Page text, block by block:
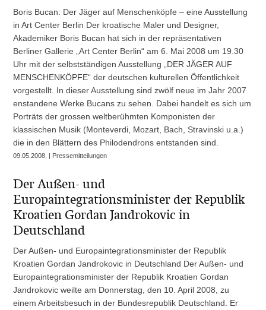
Boris Bucan: Der Jäger auf Menschenköpfe – eine Ausstellung
in Art Center Berlin Der kroatische Maler und Designer,
Akademiker Boris Bucan hat sich in der repräsentativen
Berliner Gallerie „Art Center Berlin“ am 6. Mai 2008 um 19.30
Uhr mit der selbstständigen Ausstellung „DER JÄGER AUF
MENSCHENKÖPFE“ der deutschen kulturellen Öffentlichkeit
vorgestellt. In dieser Ausstellung sind zwölf neue im Jahr 2007
enstandene Werke Bucans zu sehen. Dabei handelt es sich um
Porträts der grossen weltberühmten Komponisten der
klassischen Musik (Monteverdi, Mozart, Bach, Stravinski u.a.)
die in den Blättern des Philodendrons entstanden sind.
09.05.2008. | Pressemitteilungen
Der Außen- und
Europaintegrationsminister der Republik
Kroatien Gordan Jandrokovic in
Deutschland
Der Außen- und Europaintegrationsminister der Republik
Kroatien Gordan Jandrokovic in Deutschland Der Außen- und
Europaintegrationsminister der Republik Kroatien Gordan
Jandrokovic weilte am Donnerstag, den 10. April 2008, zu
einem Arbeitsbesuch in der Bundesrepublik Deutschland. Er